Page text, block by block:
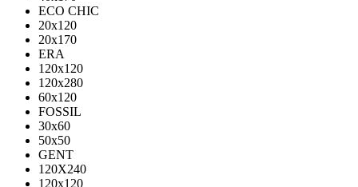
ECO CHIC
20х120
20х170
ERA
120x120
120x280
60x120
FOSSIL
30x60
50x50
GENT
120X240
120х120